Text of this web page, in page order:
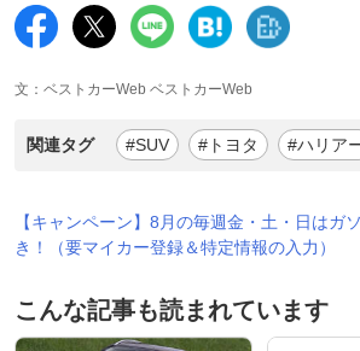
文：ベストカーWeb ベストカーWeb
関連タグ #SUV #トヨタ #ハリア
【キャンペーン】8月の毎週金・土・日はガ
き！（要マイカー登録＆特定情報の入力）
こんな記事も読まれています